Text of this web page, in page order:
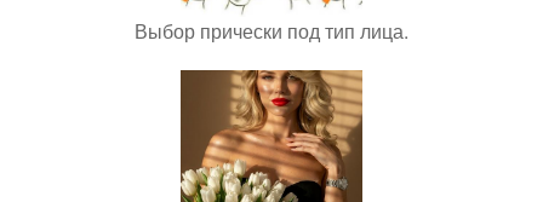
Выбор прически под тип лица.